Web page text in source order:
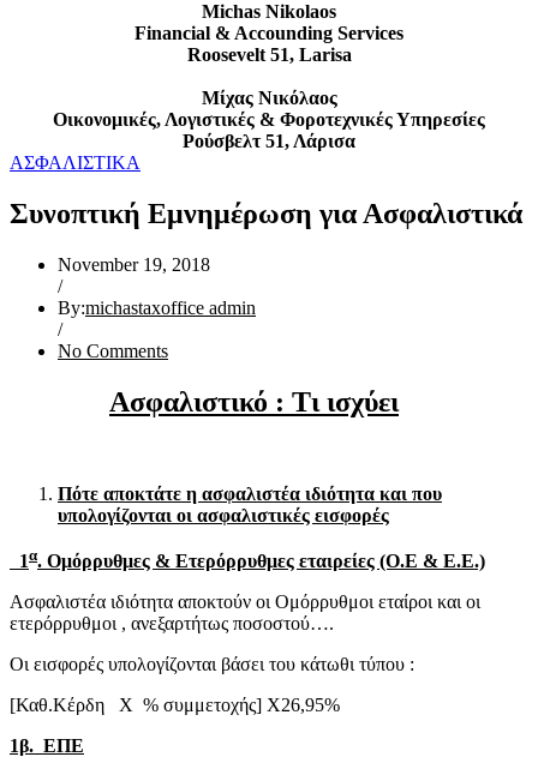
Michas Nikolaos
Financial & Accounding Services
Roosevelt 51, Larisa
Μίχας Νικόλαος
Οικονομικές, Λογιστικές & Φοροτεχνικές Υπηρεσίες
Ρούσβελτ 51, Λάρισα
ΑΣΦΑΛΙΣΤΙΚΑ
Συνοπτική Εμνημέρωση για Ασφαλιστικά
November 19, 2018
/
By:michastaxoffice admin
/
No Comments
Ασφαλιστικό : Τι ισχύει
Πότε αποκτάτε η ασφαλιστέα ιδιότητα και που
υπολογίζονται οι ασφαλιστικές εισφορές
1α. Ομόρρυθμες & Ετερόρρυθμες εταιρείες (Ο.Ε & Ε.Ε.)
Ασφαλιστέα ιδιότητα αποκτούν οι Ομόρρυθμοι εταίροι και οι
ετερόρρυθμοι , ανεξαρτήτως ποσοστού….
Οι εισφορές υπολογίζονται βάσει του κάτωθι τύπου :
[Καθ.Κέρδη X % συμμετοχής] X26,95%
1β. ΕΠΕ